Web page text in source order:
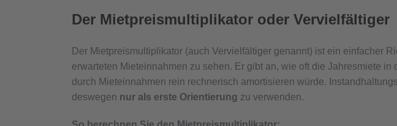
Der Mietpreismultiplikator oder Vervielfältiger
Der Mietpreismultiplikator (auch Vervielfältiger genannt) ist ein einfacher
erwarteten Mieteinnahmen zu sehen. Er gibt an, wie oft die Jahresmiete
durch Mieteinnahmen rein rechnerisch amortisieren würde.
deswegen nur als erste Orientierung zu verwenden.